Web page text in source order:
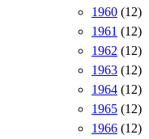
1960 (12)
1961 (12)
1962 (12)
1963 (12)
1964 (12)
1965 (12)
1966 (12)